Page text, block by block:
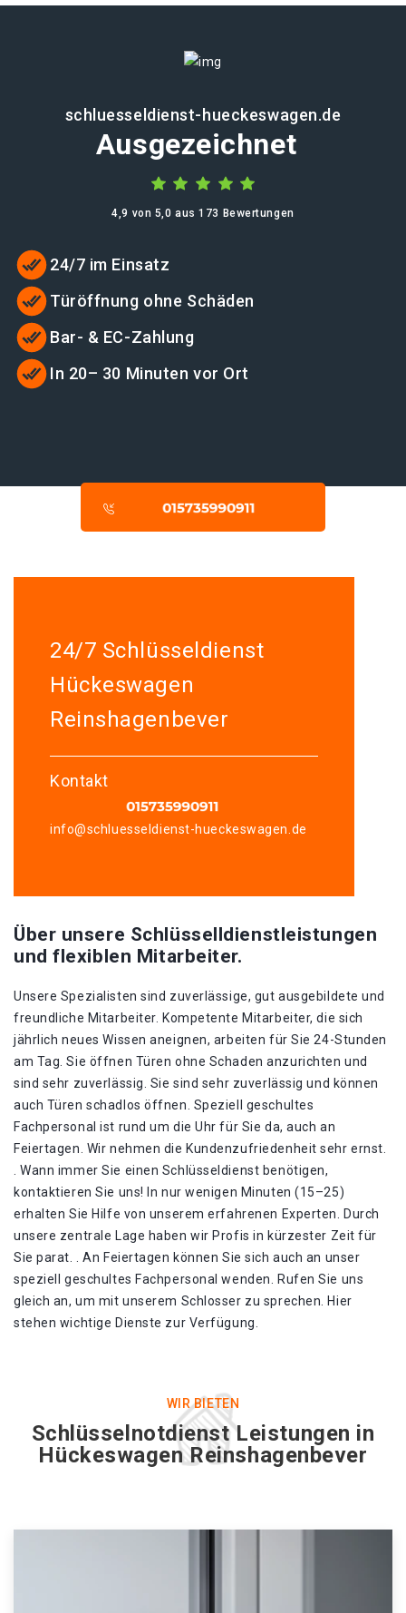
schluesseldienst-hueckeswagen.de
Ausgezeichnet
4,9 von 5,0 aus 173 Bewertungen
24/7 im Einsatz
Türöffnung ohne Schäden
Bar- & EC-Zahlung
In 20– 30 Minuten vor Ort
24/7 Schlüsseldienst
Hückeswagen
Reinshagenbever
Kontakt
info@schluesseldienst-hueckeswagen.de
Über unsere Schlüsselldienstleistungen
und flexiblen Mitarbeiter.
Unsere Spezialisten sind zuverlässige, gut ausgebildete und
freundliche Mitarbeiter. Kompetente Mitarbeiter, die sich
jährlich neues Wissen aneignen, arbeiten für Sie 24-Stunden
am Tag. Sie öffnen Türen ohne Schaden anzurichten und
sind sehr zuverlässig. Sie sind sehr zuverlässig und können
auch Türen schadlos öffnen. Speziell geschultes
Fachpersonal ist rund um die Uhr für Sie da, auch an
Feiertagen. Wir nehmen die Kundenzufriedenheit sehr ernst.
. Wann immer Sie einen Schlüsseldienst benötigen,
kontaktieren Sie uns! In nur wenigen Minuten (15–25)
erhalten Sie Hilfe von unserem erfahrenen Experten. Durch
unsere zentrale Lage haben wir Profis in kürzester Zeit für
Sie parat. . An Feiertagen können Sie sich auch an unser
speziell geschultes Fachpersonal wenden. Rufen Sie uns
gleich an, um mit unserem Schlosser zu sprechen. Hier
stehen wichtige Dienste zur Verfügung.
WIR BIETEN
Schlüsselnotdienst Leistungen in
Hückeswagen Reinshagenbever